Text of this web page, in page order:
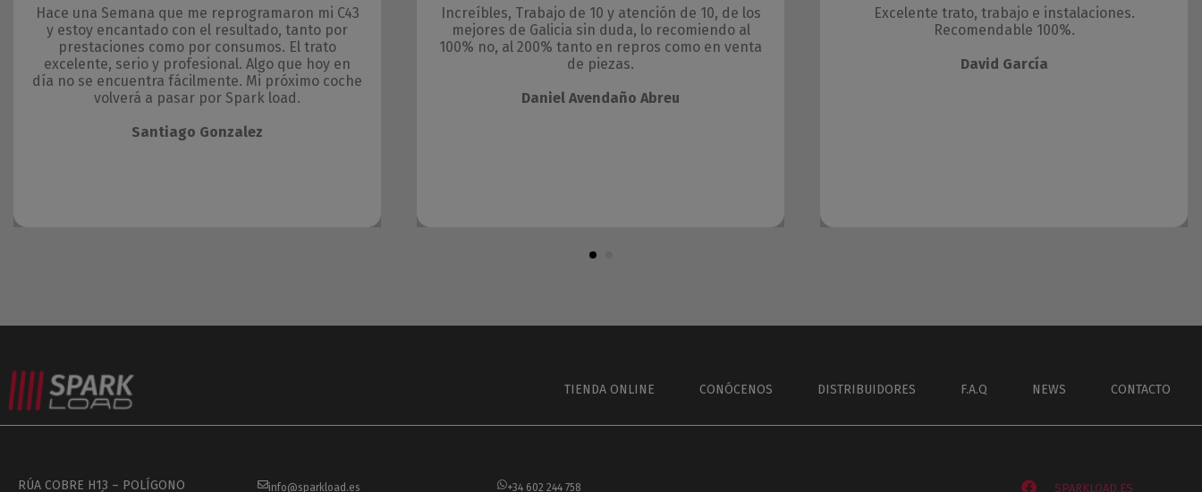
Hace una Semana que me reprogramaron mi C43
y estoy encantado con el resultado, tanto por
prestaciones como por consumos. El trato
excelente, serio y profesional. Algo que hoy en
día no se encuentra fácilmente. Mi próximo coche
volverá a pasar por Spark load.
Santiago Gonzalez
Increíbles, Trabajo de 10 y atención de 10, de los
mejores de Galicia sin duda, lo recomiendo al
100% no, al 200% tanto en repros como en venta
de piezas.
Daniel Avendaño Abreu
Excelente trato, trabajo e instalaciones.
Recomendable 100%.
David García
TIENDA ONLINE CONÓCENOS DISTRIBUIDORES F.A.Q NEWS CONTACTO
RÚA COBRE H13 – POLÍGONO
info@sparkload.es +34 602 244 758 SPARKLOAD.ES